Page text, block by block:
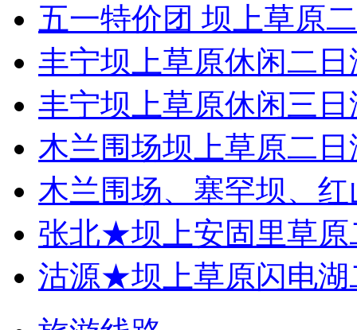
五一特价团 坝上草原
丰宁坝上草原休闲二日
丰宁坝上草原休闲三日
木兰围场坝上草原二
木兰围场、塞罕坝、
张北★坝上安固里草原
沽源★坝上草原闪电湖